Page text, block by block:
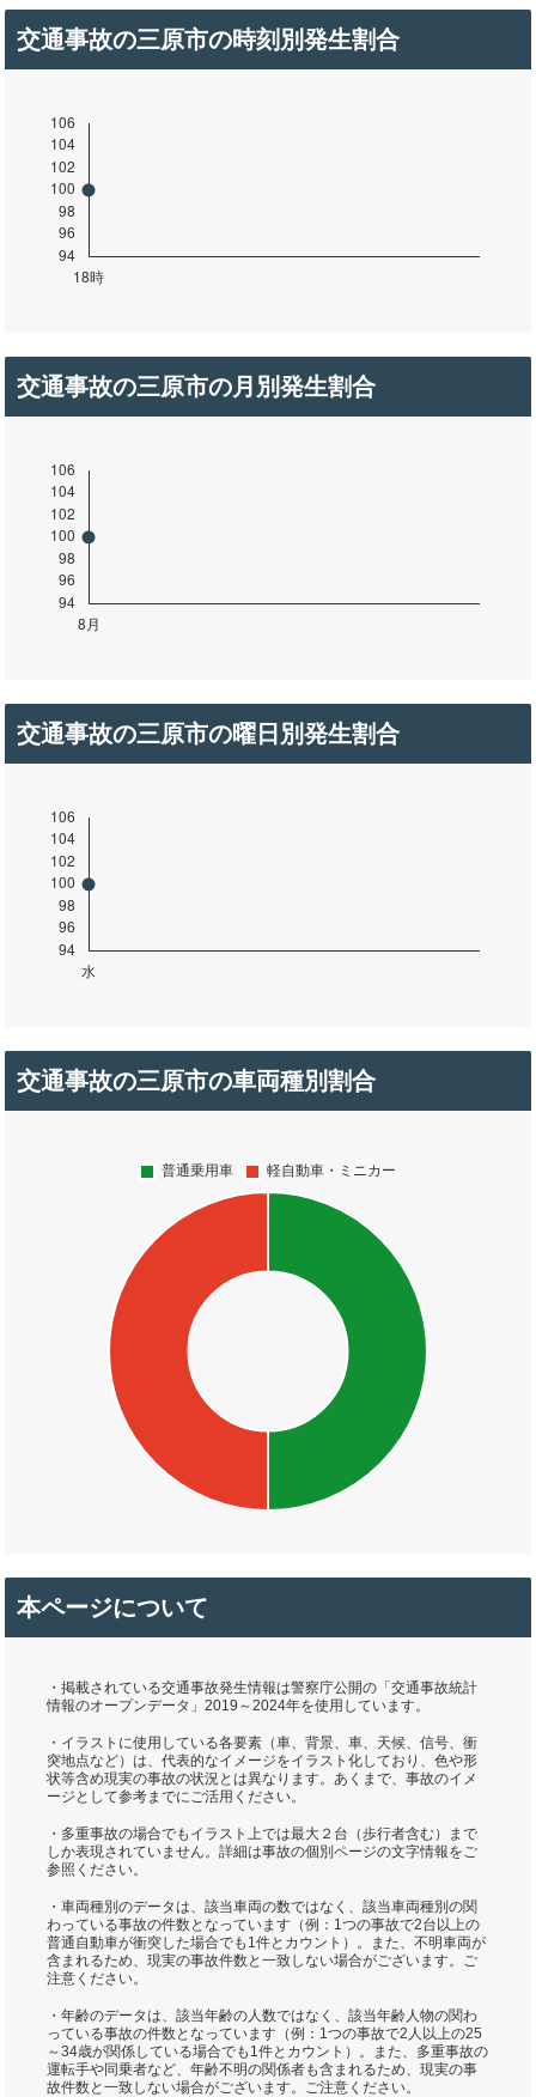
交通事故の三原市の時刻別発生割合
交通事故の三原市の月別発生割合
交通事故の三原市の曜日別発生割合
交通事故の三原市の車両種別割合
本ページについて
・掲載されている交通事故発生情報は警察庁公開の「交通事故統計
情報のオープンデータ」2019～2024年を使用しています。
・イラストに使用している各要素（車、背景、車、天候、信号、衝
突地点など）は、代表的なイメージをイラスト化しており、色や形
状等含め現実の事故の状況とは異なります。あくまで、事故のイメ
ージとして参考までにご活用ください。
・多重事故の場合でもイラスト上では最大２台（歩行者含む）まで
しか表現されていません。詳細は事故の個別ページの文字情報をご
参照ください。
・車両種別のデータは、該当車両の数ではなく、該当車両種別の関
わっている事故の件数となっています（例：1つの事故で2台以上の
普通自動車が衝突した場合でも1件とカウント）。また、不明車両が
含まれるため、現実の事故件数と一致しない場合がございます。ご
注意ください。
・年齢のデータは、該当年齢の人数ではなく、該当年齢人物の関わ
っている事故の件数となっています（例：1つの事故で2人以上の25
～34歳が関係している場合でも1件とカウント）。また、多重事故の
運転手や同乗者など、年齢不明の関係者も含まれるため、現実の事
故件数と一致しない場合がございます。ご注意ください。